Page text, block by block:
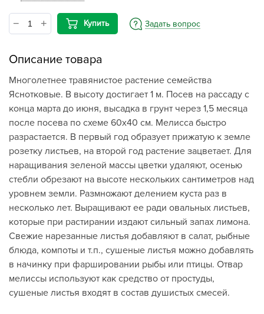
Купить Задать вопрос
Описание товара
Многолетнее травянистое растение семейства
Яснотковые. В высоту достигает 1 м. Посев на рассаду с
конца марта до июня, высадка в грунт через 1,5 месяца
после посева по схеме 60х40 см. Мелисса быстро
разрастается. В первый год образует прижатую к земле
розетку листьев, на второй год растение зацветает. Для
наращивания зеленой массы цветки удаляют, осенью
стебли обрезают на высоте нескольких сантиметров над
уровнем земли. Размножают делением куста раз в
несколько лет. Выращивают ее ради овальных листьев,
которые при растирании издают сильный запах лимона.
Свежие нарезанные листья добавляют в салат, рыбные
блюда, компоты и т.п., сушеные листья можно добавлять
в начинку при фаршировании рыбы или птицы. Отвар
мелиссы используют как средство от простуды,
сушеные листья входят в состав душистых смесей.